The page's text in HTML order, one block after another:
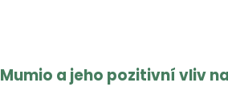
Mumio a jeho pozitivní vliv